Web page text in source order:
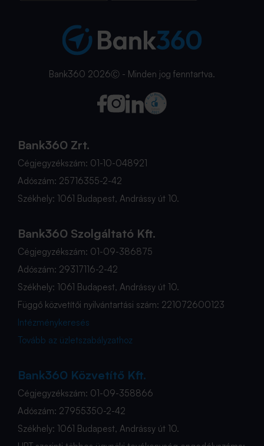
Bank360 2026Ⓒ - Minden jog fenntartva.
Bank360 Zrt.
Cégjegyzékszám: 01-10-048921
Adószám: 25716355-2-42
Székhely: 1061 Budapest, Andrássy út 10.
Bank360 Szolgáltató Kft.
Cégjegyzékszám: 01-09-386875
Adószám: 29317116-2-42
Székhely: 1061 Budapest, Andrássy út 10.
Függő közvetítői nyilvántartási szám: 221072600123
Intézménykeresés
Tovább az üzletszabályzathoz
Bank360 Közvetítő Kft.
Cégjegyzékszám: 01-09-358866
Adószám: 27955350-2-42
Székhely: 1061 Budapest, Andrássy út 10.